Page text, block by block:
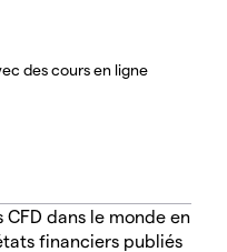
des cours en ligne
CFD dans le monde en
financiers publiés